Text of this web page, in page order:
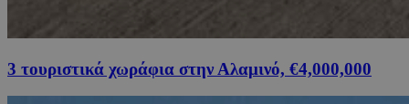
3 τουριστικά χωράφια στην Αλαμινό, €4,000,000